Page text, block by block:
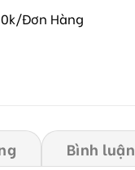
Đơn Hàng
Bình luận